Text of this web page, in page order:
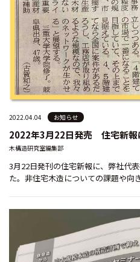
2022.04.04 お知らせ
2022年3月22日発売 住宅新報
木構造研究室編集部
3月22日発刊の住宅新報に、弊社代
た。非住宅木造についての課題や向